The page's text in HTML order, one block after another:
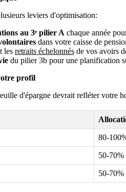
leviers d'optimisation:
au 3ᵉ pilier A chaque année
dans votre caisse de
les retraits échelonnés de vos avoirs
du pilier 3b pour une planification
profil
d'épargne devrait refléter votre
80-
50-70%
50-